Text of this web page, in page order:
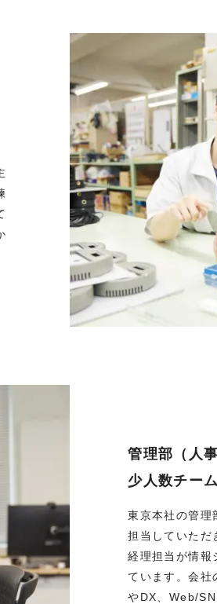
管理部（人
少人数チー
東京本社の管理
担当していただ
経理担当が情報
ています。会社
やDX、Web/